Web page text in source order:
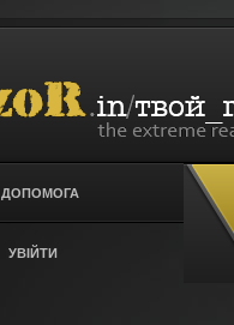
ДОПОМОГА
УВІЙТИ